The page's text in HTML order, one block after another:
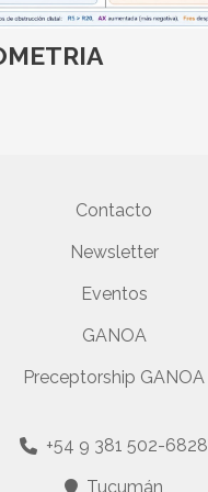
Contacto
Newsletter
Eventos
GANOA
Preceptorship GANOA
+54 9 381 502-6828
Tucumán